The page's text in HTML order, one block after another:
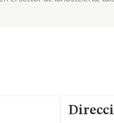
de fiestas, asi como la